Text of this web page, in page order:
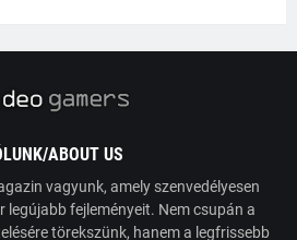
ABOUT US
vagyunk, amely szenvedélyesen
legújabb fejleményeit. Nem csupán a
törekszünk, hanem a legfrissebb